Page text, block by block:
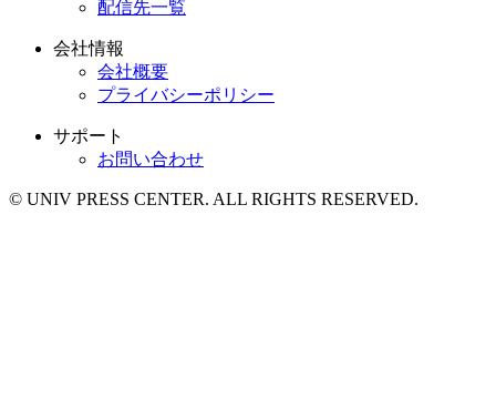
配信先一覧
会社情報
会社概要
プライバシーポリシー
サポート
お問い合わせ
© UNIV PRESS CENTER. ALL RIGHTS RESERVED.